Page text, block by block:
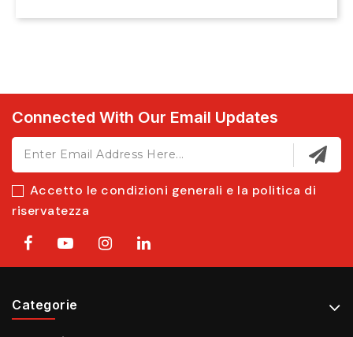
Connected With Our Email Updates
Accetto le condizioni generali e la politica di
riservatezza
Categorie